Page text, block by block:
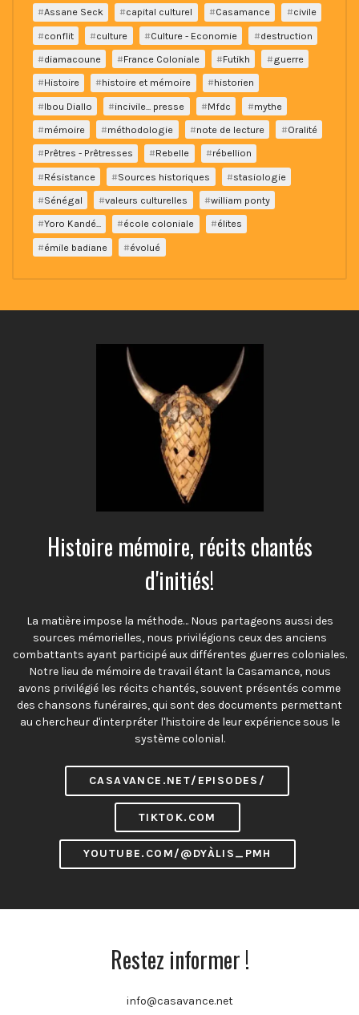
Assane Seck
capital culturel Casamance
civile
conflit
culture Culture - Economie
destruction
diamacoune
France Coloniale Futikh
guerre
Histoire
histoire et mémoire
historien
Ibou Diallo
incivile... presse Mfdc
mythe
mémoire
méthodologie note de lecture
Oralité
Prêtres - Prêtresses
Rebelle
rébellion
Résistance
Sources historiques
stasiologie
Sénégal
valeurs culturelles
william ponty
Yoro Kandé...
école coloniale
élites
émile badiane
évolué
Histoire mémoire, récits chantés
d'initiés!
La matière impose la méthode… Nous partageons aussi des
sources mémorielles, nous privilégions ceux des anciens
combattants ayant participé aux différentes guerres coloniales.
Notre lieu de mémoire de travail étant la Casamance, nous
avons privilégié les récits chantés, souvent présentés comme
des chansons funéraires, qui sont des documents permettant
au chercheur d'interpréter l'histoire de leur expérience sous le
système colonial.
CASAVANCE.NET/EPISODES/
TIKTOK.COM
YOUTUBE.COM/@DYÀLIS_PMH
Restez informer !
info@casavance.net